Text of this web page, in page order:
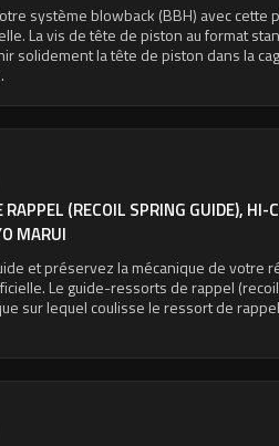
système blowback (BBH) avec cette
La vis de tête de piston au format
solidement la tête de piston dans la
(RECOIL SPRING GUIDE), HI-
MARUI
et préservez la mécanique de votre
Le guide-ressorts de rappel
sur lequel coulisse le ressort de